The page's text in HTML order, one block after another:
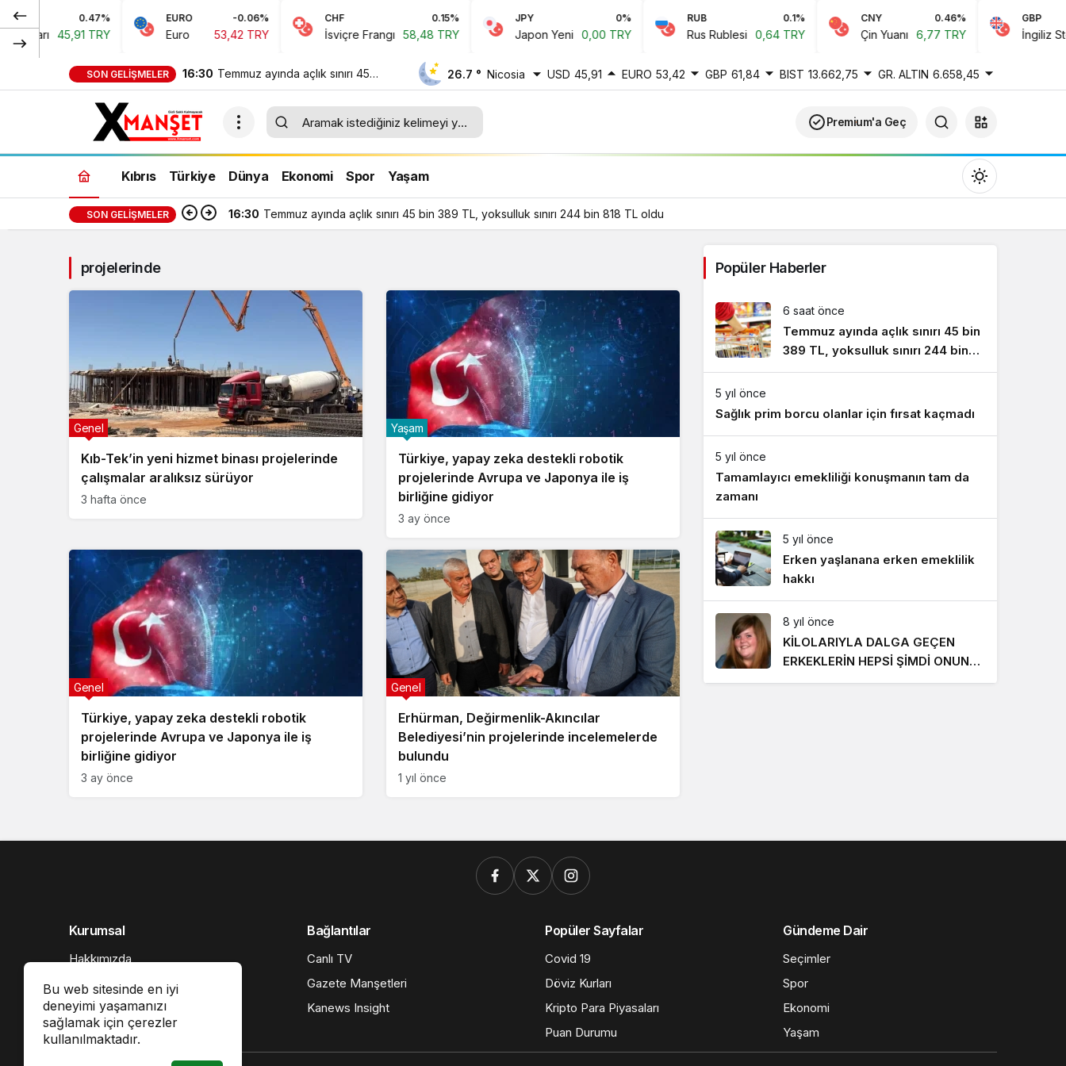
0.47%
45,91 TRY
EURO -0.06%
Euro 53,42 TRY
CHF 0.15%
İsviçre Frangı 58,48 TRY
JPY
Japon Yeni 0,00 TRY
RUB
Rus Rublesi 0,64 TRY
CNY 0.46%
Çin Yuanı 6,77 TRY
GBP
İngiliz Sterlini
SON GELIŞMELER 16:30 Temmuz ayında açlık sınırı 45
bin 389 TL, yoksulluk sınırı 244
bin 818 TL oldu
26.7 ° Nicosia USD 45,91 EURO 53,42 GBP 61,84 BIST 13.662,75 GR. ALTIN 6.658,45
Premium'a Geç
Kıbrıs Türkiye Dünya Ekonomi Spor Yaşam
Gündüz modunu seçin.
SON GELIŞMELER 16:30 Temmuz ayında açlık sınırı 45 bin 389 TL, yoksulluk sınırı 244 bin 818 TL oldu
projelerinde
Kıb-Tek’in yeni hizmet binası projelerinde
çalışmalar aralıksız sürüyor
Genel
3 hafta önce
Türkiye, yapay zeka destekli robotik
projelerinde Avrupa ve Japonya ile iş
birliğine gidiyor
Yaşam
3 ay önce
Türkiye, yapay zeka destekli robotik
projelerinde Avrupa ve Japonya ile iş
birliğine gidiyor
Genel
3 ay önce
Erhürman, Değirmenlik-Akıncılar
Belediyesi’nin projelerinde incelemelerde
bulundu
Genel
1 yıl önce
Popüler Haberler
6 saat önce
Temmuz ayında açlık sınırı 45 bin
389 TL, yoksulluk sınırı 244 bin
818 TL oldu
5 yıl önce
Sağlık prim borcu olanlar için fırsat kaçmadı
5 yıl önce
Tamamlayıcı emekliliği konuşmanın tam da
zamanı
5 yıl önce
Erken yaşlanana erken emeklilik
hakkı
8 yıl önce
KİLOLARIYLA DALGA GEÇEN
ERKEKLERİN HEPSİ ŞİMDİ ONUN
PEŞİNDE! SON HALİ İNANILMAZ
Bu web sitesinde en iyi
deneyimi yaşamanızı
sağlamak için çerezler
kullanılmaktadır.
Kurumsal
Hakkımızda
İletişim
Künye
Gizlilik politikası
Bağlantılar
Canlı TV
Gazete Manşetleri
Kanews Insight
Popüler Sayfalar
Covid 19
Döviz Kurları
Kripto Para Piyasaları
Puan Durumu
Gündeme Dair
Seçimler
Spor
Ekonomi
Yaşam